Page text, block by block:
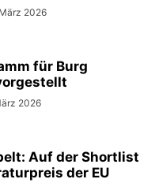
2026
für Burg
2026
Auf der Shortlist
der EU